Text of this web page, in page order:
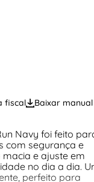
fiscal Baixar manual
Navy foi feito
com segurança e
e ajuste em
no dia a dia.
perfeito para